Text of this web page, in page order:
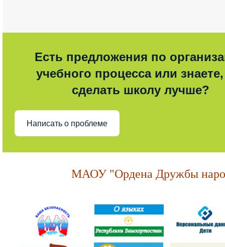
Есть предложения по
учебного процесса или знаете,
сделать школу лучше?
Написать о проблеме
МАОУ "Ордена Дружбы